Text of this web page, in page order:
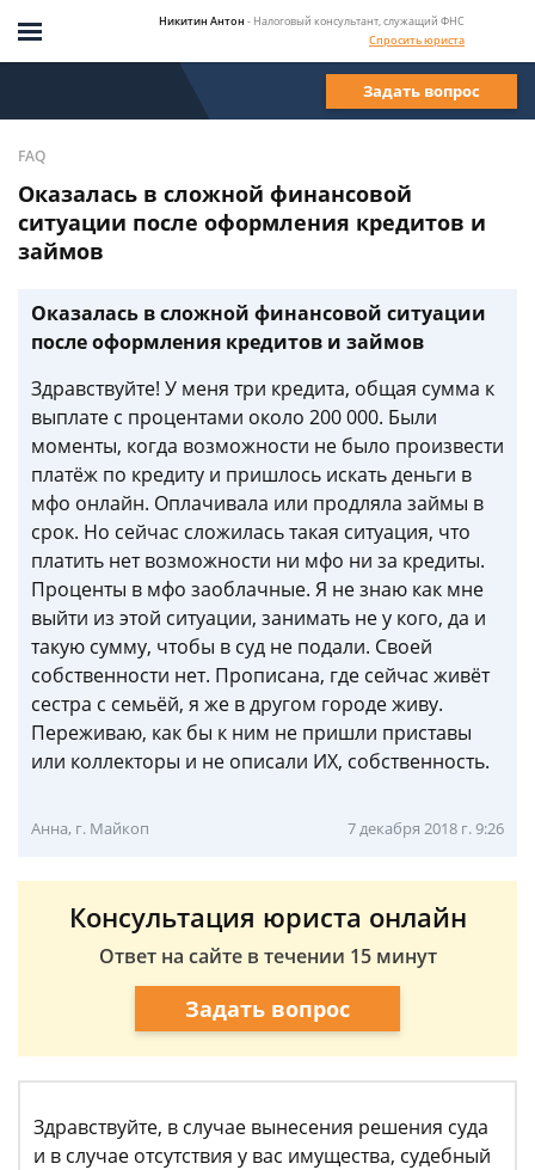
Никитин Антон - Налоговый консультант, служащий ФНС
Спросить юриста
Задать вопрос
FAQ
Оказалась в сложной финансовой
ситуации после оформления кредитов и
займов
Оказалась в сложной финансовой ситуации
после оформления кредитов и займов
Здравствуйте! У меня три кредита, общая сумма к
выплате с процентами около 200 000. Были
моменты, когда возможности не было произвести
платёж по кредиту и пришлось искать деньги в
мфо онлайн. Оплачивала или продляла займы в
срок. Но сейчас сложилась такая ситуация, что
платить нет возможности ни мфо ни за кредиты.
Проценты в мфо заоблачные. Я не знаю как мне
выйти из этой ситуации, занимать не у кого, да и
такую сумму, чтобы в суд не подали. Своей
собственности нет. Прописана, где сейчас живёт
сестра с семьёй, я же в другом городе живу.
Переживаю, как бы к ним не пришли приставы
или коллекторы и не описали ИХ, собственность.
Анна, г. Майкоп 7 декабря 2018 г. 9:26
Консультация юриста онлайн
Ответ на сайте в течении 15 минут
Задать вопрос
Здравствуйте, в случае вынесения решения суда
и в случае отсутствия у вас имущества, судебный